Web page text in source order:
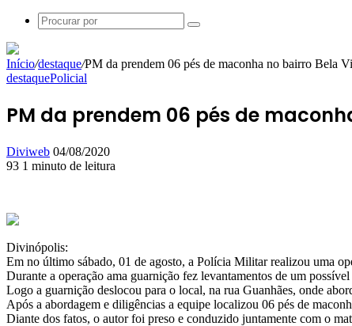
Procurar
Início/destaque/PM da prendem 06 pés de maconha no bairro Bela
destaquePolicial
PM da prendem 06 pés de
Diviweb Mande
um
04/08/2020
93 1 minuto de leitura
Divinópolis:
Em no último sábado, 01 de agosto, a Polícia Militar realizou uma
Durante a operação ama guarnição fez levantamentos de um
Logo a guarnição deslocou para o local, na rua Guanhães, onde
Após a abordagem e diligências a equipe localizou 06 pés de
Diante dos fatos, o autor foi preso e conduzido juntamente com o